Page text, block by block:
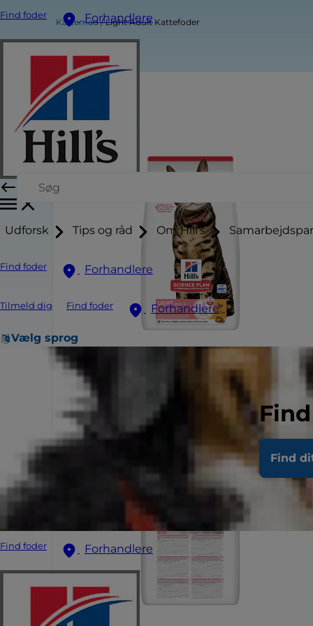
Find foder Forhandlere
Udforsk Tips og råd Om Hill's
Find foder Forhandlere
Tilmeld dig Find foder Forhandlere
Vælg sprog
Find
Find foder Forhandlere
Kattemad Light Adult Kattefoder